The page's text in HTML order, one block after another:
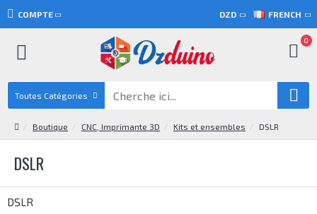
COMPTE DZD FRENCH
0
Toutes Catégories
Boutique CNC, Imprimante 3D Kits et ensembles DSLR
DSLR
DSLR